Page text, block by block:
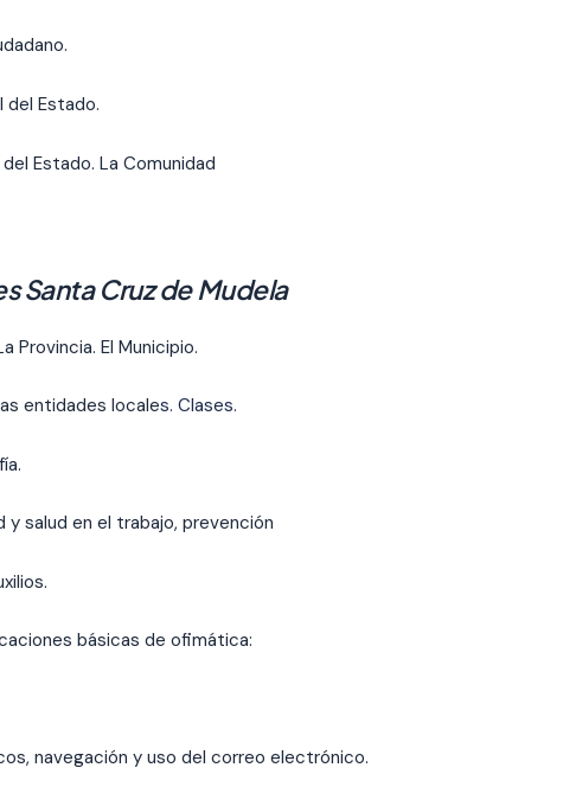
del Estado.
Estado. La Comunidad
Santa Cruz de Mudela
Provincia. El Municipio.
entidades locales. Clases.
salud en el trabajo, prevención
básicas de ofimática:
navegación y uso del correo electrónico.